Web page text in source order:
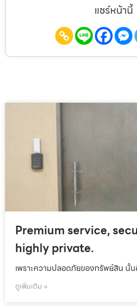
แชร์หน้านี้
Premium service,
highly private.
เพราะความปลอดภัยของทรัพย์สิน นั้
ดูเพิ่มเติม »